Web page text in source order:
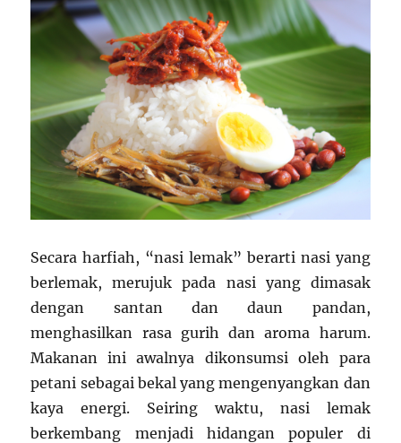
Secara harfiah, “nasi lemak” berarti nasi yang
berlemak, merujuk pada nasi yang dimasak
dengan santan dan daun pandan,
menghasilkan rasa gurih dan aroma harum.
Makanan ini awalnya dikonsumsi oleh para
petani sebagai bekal yang mengenyangkan dan
kaya energi. Seiring waktu, nasi lemak
berkembang menjadi hidangan populer di